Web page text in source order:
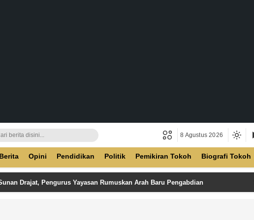
8 Agustus 2026
Berita Opini Pendidikan Politik Pemikiran Tokoh Biografi Tokoh
Drajat, Pengurus Yayasan Rumuskan Arah Baru Pengabdian